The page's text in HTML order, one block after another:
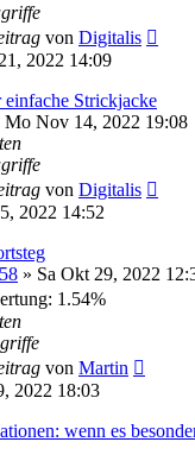
von Digitalis
2022 14:09
Strickjacke
Mo Nov 14, 2022 19:08
von Digitalis
2022 14:52
» Sa Okt 29, 2022
1.54%
von Martin
2022 18:03
wenn es